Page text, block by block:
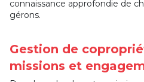
connaissance approfondie de
gérons.
Gestion de
missions et